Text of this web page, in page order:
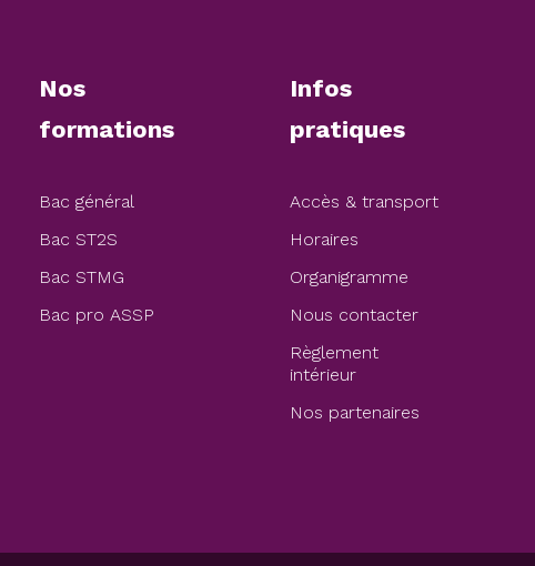
Nos
formations
Bac général
Bac ST2S
Bac STMG
Bac pro ASSP
Infos
pratiques
Accès & transport
Horaires
Organigramme
Nous contacter
Règlement
intérieur
Nos partenaires